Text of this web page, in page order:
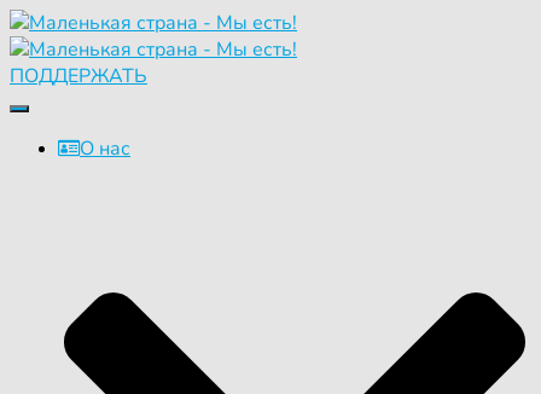
ПОДДЕРЖАТЬ
Переключить
навигациюО нас